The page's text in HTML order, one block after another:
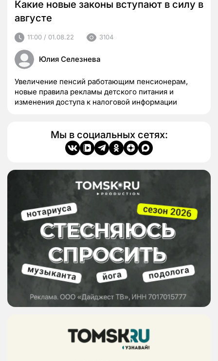
Какие новые законы вступают в силу в
августе
11:00 / 01.08.22 3104
Юлия Селезнева
Увеличение пенсий работающим пенсионерам,
новые правила рекламы детского питания и
изменения доступа к налоговой информации
Мы в социальных сетях: